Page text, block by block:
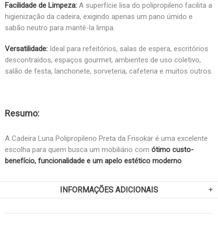
Facilidade de Limpeza: A superfície lisa do polipropileno facilita a
higienização da cadeira, exigindo apenas um pano úmido e
sabão neutro para mantê-la limpa.
Versatilidade: Ideal para refeitórios, salas de espera, escritórios
descontraídos, espaços gourmet, ambientes de uso coletivo,
salão de festa, lanchonete, sorveteria, cafeteria e muitos outros.
Resumo:
A Cadeira Luna Polipropileno Preta da Frisokar é uma excelente
escolha para quem busca um mobiliário com ótimo custo-
benefício, funcionalidade e um apelo estético moderno
INFORMAÇÕES ADICIONAIS